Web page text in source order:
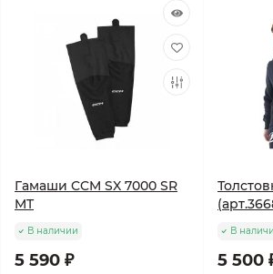
Гамаши CCM SX 7000 SR
MT
В наличии
5 590 ₽
В
5 500